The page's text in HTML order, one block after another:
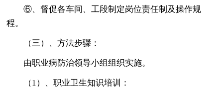
⑥、督促各车间、工段制定岗位责任制及操作规
程。
（三）、方法步骤：
由职业病防治领导小组组织实施。
（1）、职业卫生知识培训：